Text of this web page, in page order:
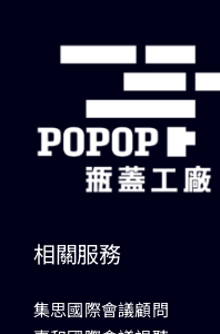
相關服務
集思國際會議顧問